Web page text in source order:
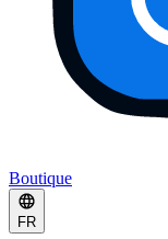
Boutique
FR